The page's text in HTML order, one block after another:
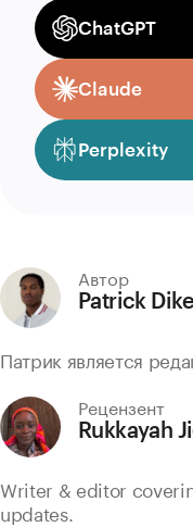
ChatGPT
Claude
Perplexity
Автор
Patrick
Патрик является
Рецензент
Rukkayah
Writer & editor
updates.